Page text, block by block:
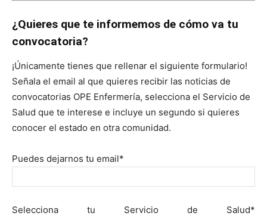
¿Quieres que te informemos de cómo va tu
convocatoria?
¡Únicamente tienes que rellenar el siguiente formulario!
Señala el email al que quieres recibir las noticias de
convocatorias OPE Enfermería, selecciona el Servicio de
Salud que te interese e incluye un segundo si quieres
conocer el estado en otra comunidad.
Puedes dejarnos tu email*
Selecciona tu Servicio de Salud*